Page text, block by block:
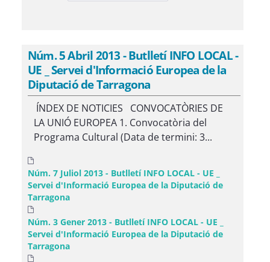
Núm. 5 Abril 2013 - Butlletí INFO LOCAL -
UE _ Servei d'Informació Europea de la
Diputació de Tarragona
ÍNDEX DE NOTICIES CONVOCATÒRIES DE
LA UNIÓ EUROPEA 1. Convocatòria del
Programa Cultural (Data de termini: 3...
Núm. 7 Juliol 2013 - Butlletí INFO LOCAL - UE _
Servei d'Informació Europea de la Diputació de
Tarragona
Núm. 3 Gener 2013 - Butlletí INFO LOCAL - UE _
Servei d'Informació Europea de la Diputació de
Tarragona